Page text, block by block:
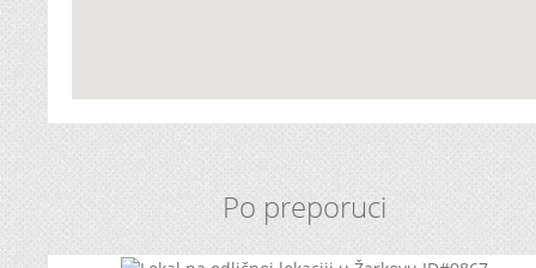
Po preporuci